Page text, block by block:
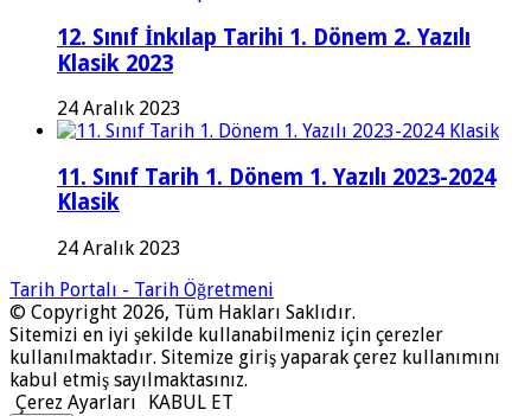
12. Sınıf İnkılap Tarihi 1. Dönem 2. Yazılı
Klasik 2023
24 Aralık 2023
11. Sınıf Tarih 1. Dönem 1. Yazılı 2023-2024
Klasik
24 Aralık 2023
Tarih Portalı - Tarih Öğretmeni
© Copyright 2026, Tüm Hakları Saklıdır.
Sitemizi en iyi şekilde kullanabilmeniz için çerezler
kullanılmaktadır. Sitemize giriş yaparak çerez kullanımını
kabul etmiş sayılmaktasınız.
Çerez Ayarları
KABUL ET